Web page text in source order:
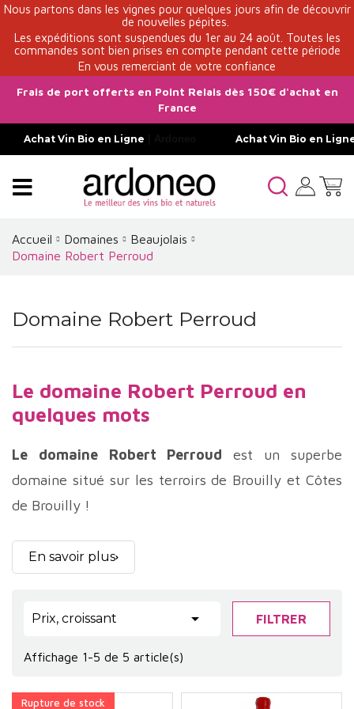
Nous partons dans les vignes pour quelques jours afin de découvrir
de nouvelles pépites.
Les expéditions sont suspendues du 1er au 24 août. Toutes les
commandes sont bien prises en compte pendant cette période
En vous remerciant de votre confiance
Frais de port offerts en Point Relais dès 150€ d'achat en
France
Achat Vin Bio en Ligne Achat Vin Bio en
Accueil Domaines
Beaujolais
Domaine Robert Perroud
Domaine Robert Perroud
Le domaine Robert Perroud en
quelques mots
Le domaine Robert Perroud est un superbe
domaine situé sur les terroirs de Brouilly et Côtes
de Brouilly !
et le fait de se sentir en osmose avec elle. Le
parcelles et le plus naturellement possible sur le
Les gamays dudomaine Perroud
En savoir plus
Prix, croissant  FILTRER
Affichage 1-5 de 5 article(s)
Rupture de stock